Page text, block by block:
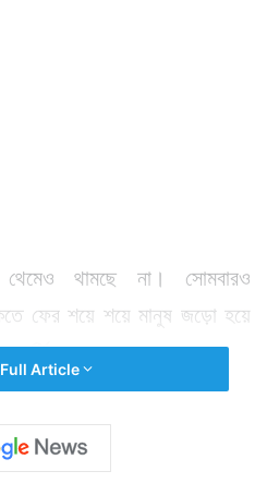
থেমেও থামছে না। সোমবারও
ফের শয়ে শয়ে মানুষ জড়ো হয়ে
অর্ডিন্যান্সের হাত ধরে ৩ বছর পর
জুড়ে চালু হয়েছে জাল্লিকাট্টু।
দাবি, জাল্লিকাট্টু
পর্যন্ত আন্দোলন চলবে। এদিন
Article